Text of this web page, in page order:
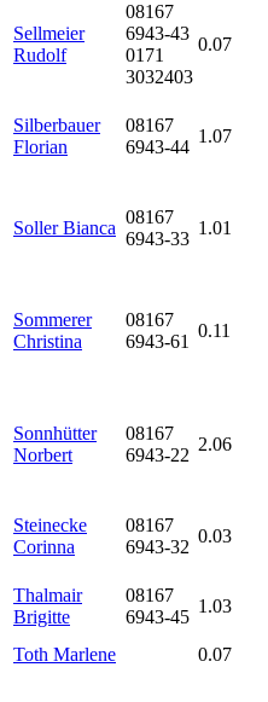
Sellmeier
Rudolf
08167
6943-43
0171
3032403
0.07
Silberbauer
Florian
08167
6943-44
1.07
Soller Bianca
08167
6943-33
1.01
Sommerer
Christina
08167
6943-61
0.11
Sonnhütter
Norbert
08167
6943-22
2.06
Steinecke
Corinna
08167
6943-32
0.03
Thalmair
Brigitte
08167
6943-45
1.03
Toth Marlene
0.07